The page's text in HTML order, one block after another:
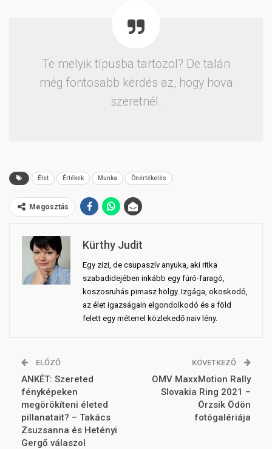
Te melyik típusba tartozol? De talán
még fontosabb kérdés az, hogy hova
szeretnél.
Élet Értékek Munka Önértékelés
Megosztás
Kürthy Judit
Egy zizi, de csupaszív anyuka, aki ritka
szabadidejében inkább egy fúró-faragó,
koszosruhás pimasz hölgy. Izgága, okoskodó,
az élet igazságain elgondolkodó és a föld
felett egy méterrel közlekedő naiv lény.
ELŐZŐ
ANKÉT: Szereted
fényképeken
megörökíteni életed
pillanatait? – Takács
Zsuzsanna és Hetényi
Gergő válaszol
KÖVETKEZŐ
OMV MaxxMotion Rally
Slovakia Ring 2021 –
Örzsik Ödön
fotógalériája